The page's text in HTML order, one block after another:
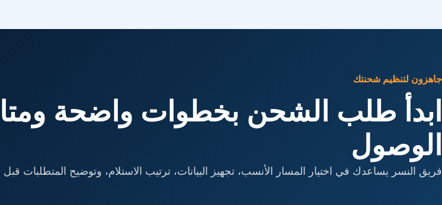
جاهزون لتنظيم شحنتك
ابدأ طلب الشحن بخطوات واضحة
الوصول
فريق النسر يساعدك في اختيار المسار الأنسب، تجهيز البيانات، ترتيب الاستلام، وتوضيح المتطلبات قبل